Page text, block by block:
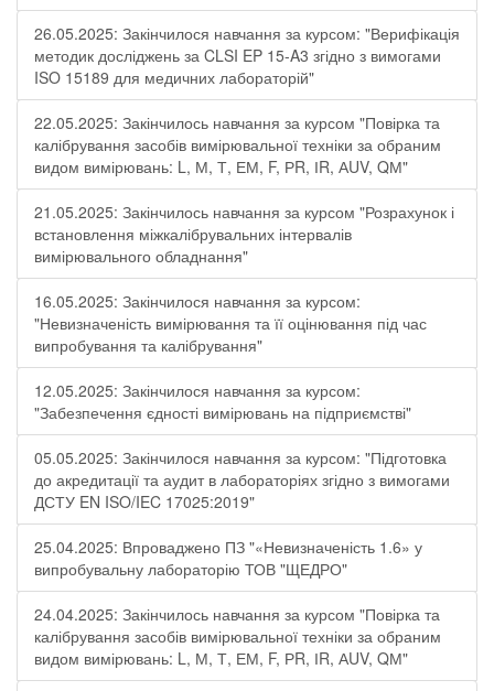
26.05.2025: Закінчилося навчання за курсом: "Верифікація
методик досліджень за CLSI EP 15-A3 згідно з вимогами
ISO 15189 для медичних лабораторій"
22.05.2025: Закінчилось навчання за курсом "Повірка та
калібрування засобів вимірювальної техніки за обраним
видом вимірювань: L, М, Т, ЕМ, F, РR, ІR, АUV, QМ"
21.05.2025: Закінчилось навчання за курсом "Розрахунок і
встановлення міжкалібрувальних інтервалів
вимірювального обладнання"
16.05.2025: Закінчилося навчання за курсом:
"Невизначеність вимірювання та її оцінювання під час
випробування та калібрування"
12.05.2025: Закінчилося навчання за курсом:
"Забезпечення єдності вимірювань на підприємстві"
05.05.2025: Закінчилося навчання за курсом: "Підготовка
до акредитації та аудит в лабораторіях згідно з вимогами
ДСТУ EN ISO/IEC 17025:2019"
25.04.2025: Впроваджено ПЗ "«Невизначеність 1.6» у
випробувальну лабораторію ТОВ "ЩЕДРО"
24.04.2025: Закінчилось навчання за курсом "Повірка та
калібрування засобів вимірювальної техніки за обраним
видом вимірювань: L, М, Т, ЕМ, F, РR, ІR, АUV, QМ"